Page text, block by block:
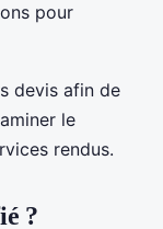
pour
devis afin de
le
rendus.
?